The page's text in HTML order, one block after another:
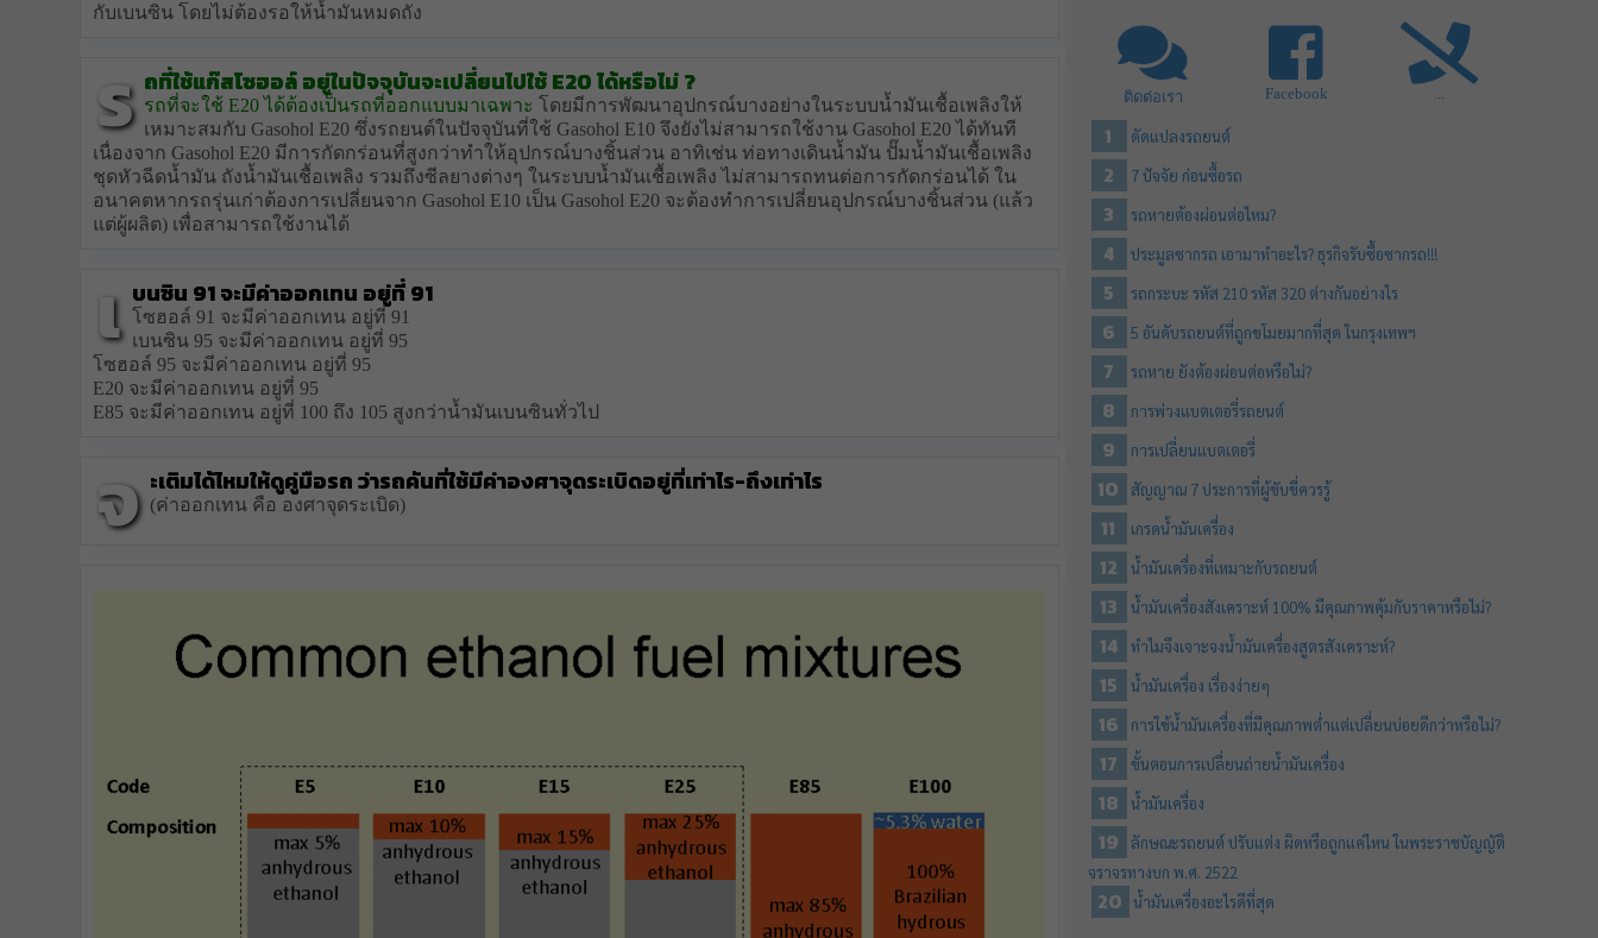
กับเบนซิน โดยไม่ต้องรอให้น้ำมันหมดถัง
ร ถที่ใช้แก๊สโซฮอล์ อยู่ในปัจจุบันจะเปลี่ยนไปใช้ E20 ได้หรือไม่ ?
รถที่จะใช้ E20 ได้ต้องเป็นรถที่ออกแบบมาเฉพาะ โดยมีการพัฒนาอุปกรณ์บางอย่างในระบบน้ำมันเชื้อเพลิงให้
เหมาะสมกับ Gasohol E20 ซึ่งรถยนต์ในปัจจุบันที่ใช้ Gasohol E10 จึงยังไม่สามารถใช้งาน Gasohol E20 ได้ทันที
เนื่องจาก Gasohol E20 มีการกัดกร่อนที่สูงกว่าทำให้อุปกรณ์บางชิ้นส่วน อาทิเช่น ท่อทางเดินน้ำมัน ปั๊มน้ำมันเชื้อเพลิง
ชุดหัวฉีดน้ำมัน ถังน้ำมันเชื้อเพลิง รวมถึงซีลยางต่างๆ ในระบบน้ำมันเชื้อเพลิง ไม่สามารถทนต่อการกัดกร่อนได้ ใน
อนาคตหากรถรุ่นเก่าต้องการเปลี่ยนจาก Gasohol E10 เป็น Gasohol E20 จะต้องทำการเปลี่ยนอุปกรณ์บางชิ้นส่วน (แล้ว
แต่ผู้ผลิต) เพื่อสามารถใช้งานได้
เ บนซิน 91 จะมีค่าออกเทน อยู่ที่ 91
โซฮอล์ 91 จะมีค่าออกเทน อยู่ที่ 91
เบนซิน 95 จะมีค่าออกเทน อยู่ที่ 95
โซฮอล์ 95 จะมีค่าออกเทน อยู่ที่ 95
E20 จะมีค่าออกเทน อยู่ที่ 95
E85 จะมีค่าออกเทน อยู่ที่ 100 ถึง 105 สูงกว่าน้ำมันเบนซินทั่วไป
จ ะเติมได้ไหมให้ดูคู่มือรถ ว่ารถคันที่ใช้มีค่าองศาจุดระเบิดอยู่ที่เท่าไร-ถึงเท่าไร
(ค่าออกเทน คือ องศาจุดระเบิด)
ติดต่อเรา Facebook ...
ดัดแปลงรถยนต์
7 ปัจจัย ก่อนซื้อรถ
รถหายต้องผ่อนต่อไหม?
ประมูลซากรถ เอามาทำอะไร? ธุรกิจรับซื้อซากรถ!!!
รถกระบะ รหัส 210 รหัส 320 ต่างกันอย่างไร
5 อันดับรถยนต์ที่ถูกขโมยมากที่สุด ในกรุงเทพฯ
รถหาย ยังต้องผ่อนต่อหรือไม่?
การพ่วงแบตเตอรี่รถยนต์
การเปลี่ยนแบตเตอรี่
สัญญาณ 7 ประการที่ผู้ขับขี่ควรรู้
เกรดน้ำมันเครื่อง
น้ำมันเครื่องที่เหมาะกับรถยนต์
น้ำมันเครื่องสังเคราะห์ 100% มีคุณภาพคุ้มกับราคาหรือไม่?
ทำไมจึงเจาะจงน้ำมันเครื่องสูตรสังเคราะห์?
น้ำมันเครื่อง เรื่องง่ายๆ
การใช้น้ำมันเครื่องที่มีคุณภาพต่ำแต่เปลี่ยนบ่อยดีกว่าหรือไม่?
ขั้นตอนการเปลี่ยนถ่ายน้ำมันเครื่อง
น้ำมันเครื่อง
ลักษณะรถยนต์ ปรับแต่ง ผิดหรือถูกแค่ไหน ในพระราชบัญญัติ
จราจรทางบก พ.ศ. 2522
น้ำมันเครื่องอะไรดีที่สุด